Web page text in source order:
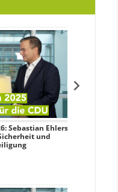
Ehlers
und